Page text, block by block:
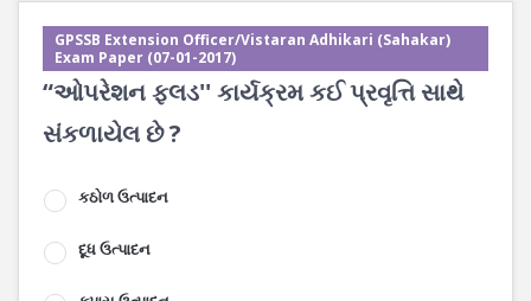
GPSSB Extension Officer/Vistaran Adhikari (Sahakar)
Exam Paper (07-01-2017)
“ઓપરેશન ફલડ'' કાર્યક્રમ કઈ પ્રવૃત્તિ સાથે
સંકળાયેલ છે ?
કઠોળ ઉત્પાદન
દૂધ ઉત્પાદન